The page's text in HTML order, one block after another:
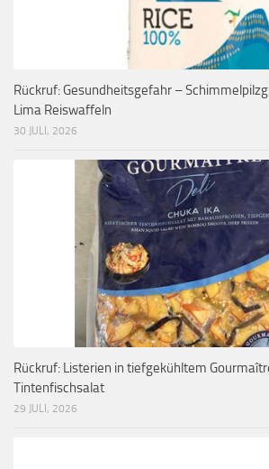
Rückruf: Gesundheitsgefahr –
Lima Reiswaffeln
30 JULI, 2026
Rückruf: Listerien in tiefgekühltem
Tintenfischsalat
29 JULI, 2026